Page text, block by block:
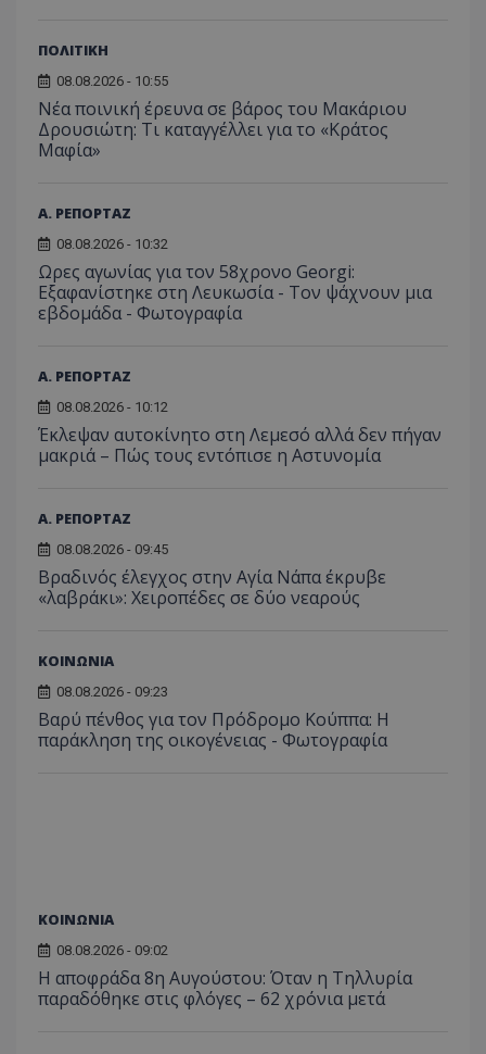
ΠΟΛΙΤΙΚΗ
08.08.2026 - 10:55
Νέα ποινική έρευνα σε βάρος του Μακάριου
Δρουσιώτη: Τι καταγγέλλει για το «Κράτος
Μαφία»
Α. ΡΕΠΟΡΤΑΖ
08.08.2026 - 10:32
Ωρες αγωνίας για τον 58χρονο Georgi:
Εξαφανίστηκε στη Λευκωσία - Toν ψάχνουν μια
εβδομάδα - Φωτογραφία
Α. ΡΕΠΟΡΤΑΖ
08.08.2026 - 10:12
Έκλεψαν αυτοκίνητο στη Λεμεσό αλλά δεν πήγαν
μακριά – Πώς τους εντόπισε η Αστυνομία
Α. ΡΕΠΟΡΤΑΖ
08.08.2026 - 09:45
Βραδινός έλεγχος στην Αγία Νάπα έκρυβε
«λαβράκι»: Χειροπέδες σε δύο νεαρούς
ΚΟΙΝΩΝΙΑ
08.08.2026 - 09:23
Βαρύ πένθος για τον Πρόδρομο Κούππα: Η
παράκληση της οικογένειας - Φωτογραφία
ΚΟΙΝΩΝΙΑ
08.08.2026 - 09:02
Η αποφράδα 8η Αυγούστου: Όταν η Τηλλυρία
παραδόθηκε στις φλόγες – 62 χρόνια μετά